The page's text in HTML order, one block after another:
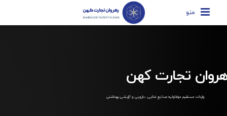
منو
تجارت کهن
واردات مستقیم مواداولیه صنایع غذایی ، دارویی و آرایشی بهداشتی